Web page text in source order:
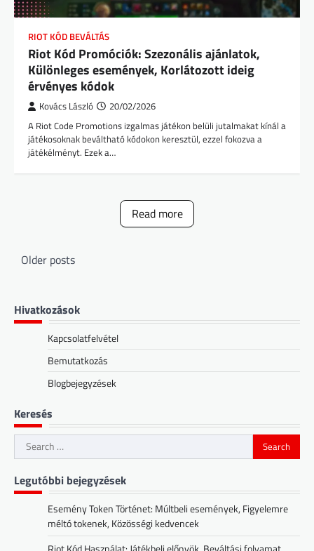
RIOT KÓD BEVÁLTÁS
Riot Kód Promóciók: Szezonális ajánlatok,
Különleges események, Korlátozott ideig
érvényes kódok
Kovács László 20/02/2026
A Riot Code Promotions izgalmas játékon belüli jutalmakat kínál a
játékosoknak beváltható kódokon keresztül, ezzel fokozva a
játékélményt. Ezek a…
Read more
Posts
Older posts
Hivatkozások
Kapcsolatfelvétel
Bemutatkozás
Blogbejegyzések
Keresés
Search
for:
Legutóbbi bejegyzések
Esemény Token Történet: Múltbeli események, Figyelemre
méltó tokenek, Közösségi kedvencek